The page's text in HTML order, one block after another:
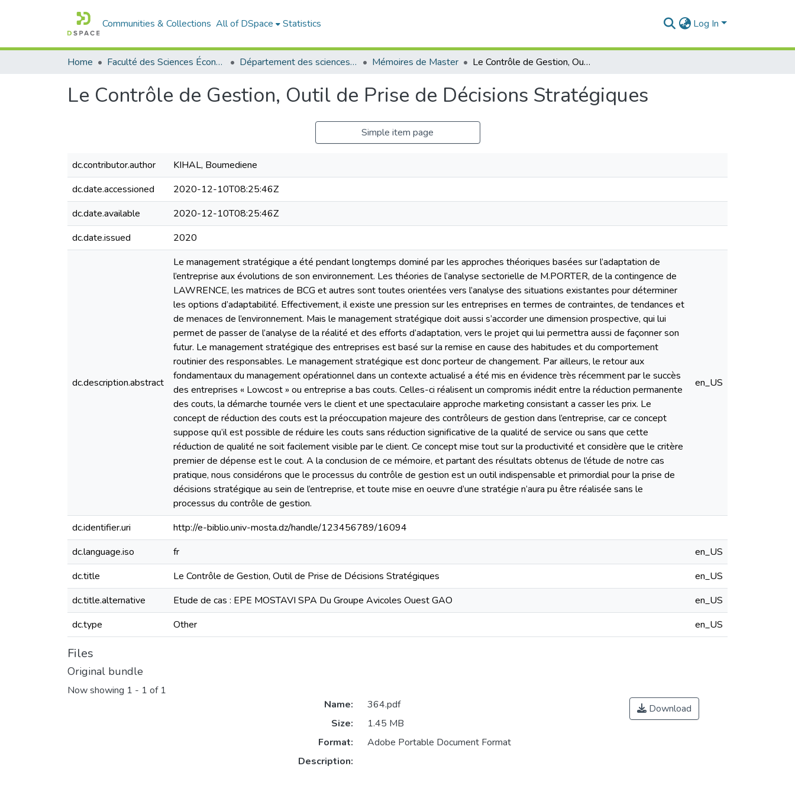
Communities & Collections All of DSpace Statistics Log In
Home Faculté des Sciences Économiques Commerciales et des Sciences de Gestion Département des sciences de gestion Mémoires de Master Le Contrôle de Gestion, Outil de Prise de Décisions Stratégiques
Le Contrôle de Gestion, Outil de Prise de Décisions Stratégiques
Simple item page
dc.contributor.author
KIHAL, Boumediene
dc.date.accessioned
2020-12-10T08:25:46Z
dc.date.available
2020-12-10T08:25:46Z
dc.date.issued
2020
dc.description.abstract
Le management stratégique a été pendant longtemps dominé par les approches théoriques basées sur l’adaptation de
l’entreprise aux évolutions de son environnement. Les théories de l’analyse sectorielle de M.PORTER, de la contingence de
LAWRENCE, les matrices de BCG et autres sont toutes orientées vers l’analyse des situations existantes pour déterminer
les options d’adaptabilité. Effectivement, il existe une pression sur les entreprises en termes de contraintes, de tendances et
de menaces de l’environnement. Mais le management stratégique doit aussi s’accorder une dimension prospective, qui lui
permet de passer de l’analyse de la réalité et des efforts d’adaptation, vers le projet qui lui permettra aussi de façonner son
futur. Le management stratégique des entreprises est basé sur la remise en cause des habitudes et du comportement
routinier des responsables. Le management stratégique est donc porteur de changement. Par ailleurs, le retour aux
fondamentaux du management opérationnel dans un contexte actualisé a été mis en évidence très récemment par le succès
des entreprises « Lowcost » ou entreprise a bas couts. Celles-ci réalisent un compromis inédit entre la réduction permanente
des couts, la démarche tournée vers le client et une spectaculaire approche marketing consistant a casser les prix. Le
concept de réduction des couts est la préoccupation majeure des contrôleurs de gestion dans l’entreprise, car ce concept
suppose qu’il est possible de réduire les couts sans réduction significative de la qualité de service ou sans que cette
réduction de qualité ne soit facilement visible par le client. Ce concept mise tout sur la productivité et considère que le critère
premier de dépense est le cout. A la conclusion de ce mémoire, et partant des résultats obtenus de l’étude de notre cas
pratique, nous considérons que le processus du contrôle de gestion est un outil indispensable et primordial pour la prise de
décisions stratégique au sein de l’entreprise, et toute mise en oeuvre d’une stratégie n’aura pu être réalisée sans le
processus du contrôle de gestion.
en_US
dc.identifier.uri
http://e-biblio.univ-mosta.dz/handle/123456789/16094
dc.language.iso
fr
en_US
dc.title
Le Contrôle de Gestion, Outil de Prise de Décisions Stratégiques
en_US
dc.title.alternative
Etude de cas : EPE MOSTAVI SPA Du Groupe Avicoles Ouest GAO
en_US
dc.type
Other en_US
Files
Original bundle
Now showing 1 - 1 of 1
Name:
364.pdf
Size:
1.45 MB
Format:
Adobe Portable Document Format
Description:
Download